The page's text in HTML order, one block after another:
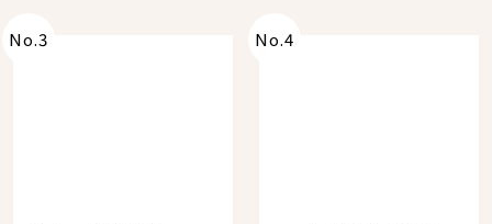
No.3 No.4